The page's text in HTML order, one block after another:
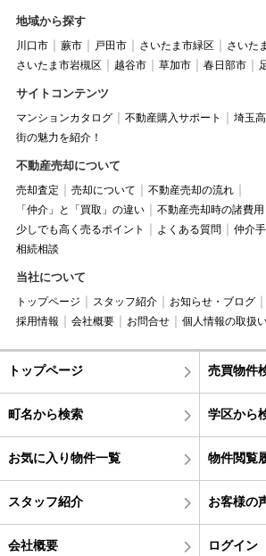
地域から探す
川口市 蕨市 戸田市 さいたま市緑区
さいた
さいたま市岩槻区
越谷市 草加市 春日部市
サイトコンテンツ
マンションカタログ 不動産購入サポート
埼玉
街の魅力を紹介！
不動産売却について
売却査定 売却について
不動産売却の流れ
「仲介」と「買取」の違い
不動産売却時の諸費用
少しでも高く売るポイント
よくある質問
仲介
相続相談
当社について
トップページ スタッフ紹介 お知らせ・ブログ
採用情報
会社概要 お問合せ 個人情報の取扱
トップページ 売買物件
町名から検索 学区から
お気に入り物件一覧 物件閲覧
スタッフ紹介 お客様の
会社概要 ログイン